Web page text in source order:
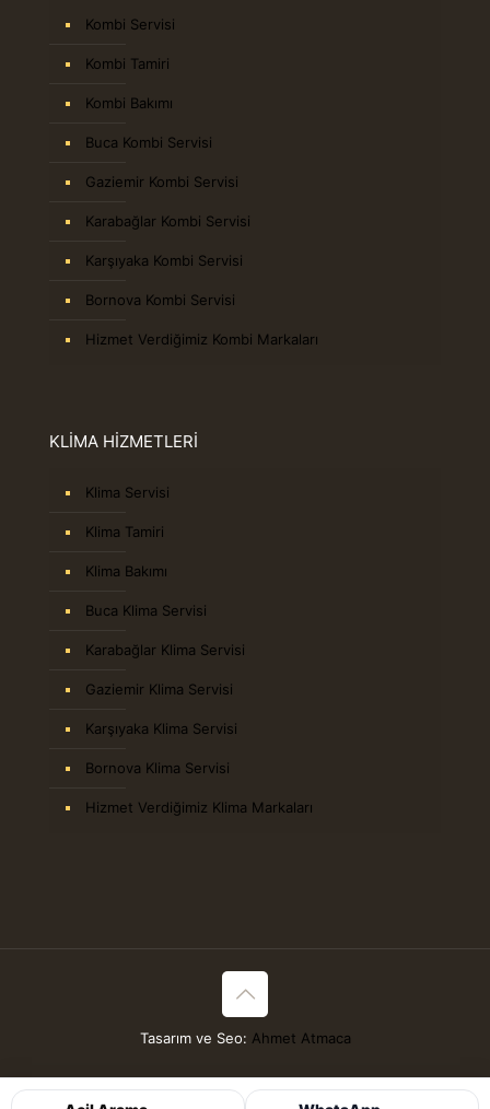
Kombi Servisi
Kombi Tamiri
Kombi Bakımı
Buca Kombi Servisi
Gaziemir Kombi Servisi
Karabağlar Kombi Servisi
Karşıyaka Kombi Servisi
Bornova Kombi Servisi
Hizmet Verdiğimiz Kombi Markaları
KLİMA HİZMETLERİ
Klima Servisi
Klima Tamiri
Klima Bakımı
Buca Klima Servisi
Karabağlar Klima Servisi
Gaziemir Klima Servisi
Karşıyaka Klima Servisi
Bornova Klima Servisi
Hizmet Verdiğimiz Klima Markaları
Tasarım ve Seo: Ahmet Atmaca